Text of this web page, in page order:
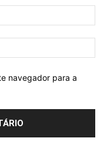
navegador para a